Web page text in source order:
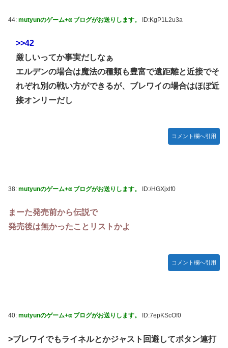
44: mutyunのゲーム+α ブログがお送りします。 ID:KgP1L2u3a
>>42
厳しいってか事実だしなぁ
エルデンの場合は魔法の種類も豊富で遠距離と近接でそ
れぞれ別の戦い方ができるが、ブレワイの場合はほぼ近
接オンリーだし
コメント欄へ引用
38: mutyunのゲーム+α ブログがお送りします。 ID:/HGXjxlf0
まーた発売前から伝説で
発売後は無かったことリストかよ
コメント欄へ引用
40: mutyunのゲーム+α ブログがお送りします。 ID:7epKScOf0
>ブレワイでもライネルとかジャスト回避してボタン連打